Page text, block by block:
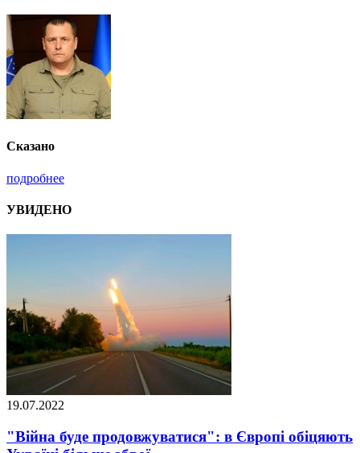
Сказано
подробнее
УВИДЕНО
19.07.2022
"Війна буде продовжуватися": в Європі обіцяють